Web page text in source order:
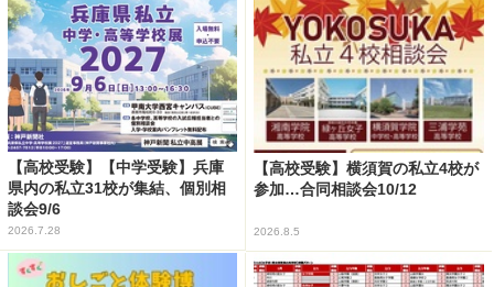
【高校受験】【中学受験】兵庫
県内の私立31校が集結、個別相
談会9/6
2026.7.28
【高校受験】横須賀の私立4校が
参加…合同相談会10/12
2026.8.5